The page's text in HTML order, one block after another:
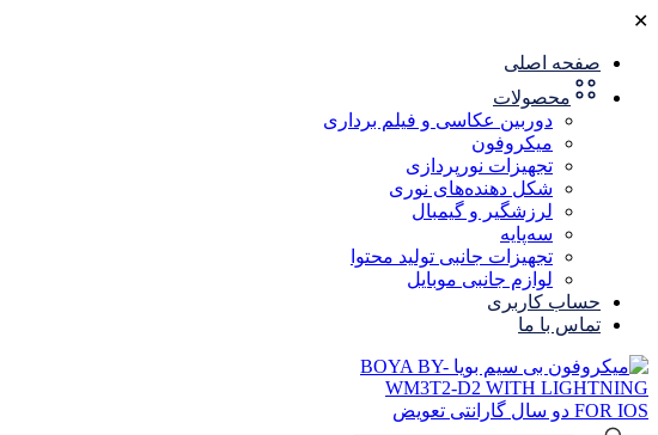
✕
صفحه اصلی
محصولات
دوربین عکاسی و فیلم برداری
میکروفون
تجهیزات نورپردازی
شکل‌ دهنده‌های نوری
لرزشگیر و گیمبال
سه‌پایه
تجهیزات جانبی تولید محتوا
لوازم جانبی موبایل
حساب کاربری
تماس با ما